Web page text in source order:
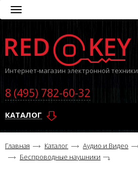
Toggle
navigation
Интернет-магазин электронной техники
8 (495) 782-60-32
КАТАЛОГ
Главная Каталог Аудио и Видео
Беспроводные наушники